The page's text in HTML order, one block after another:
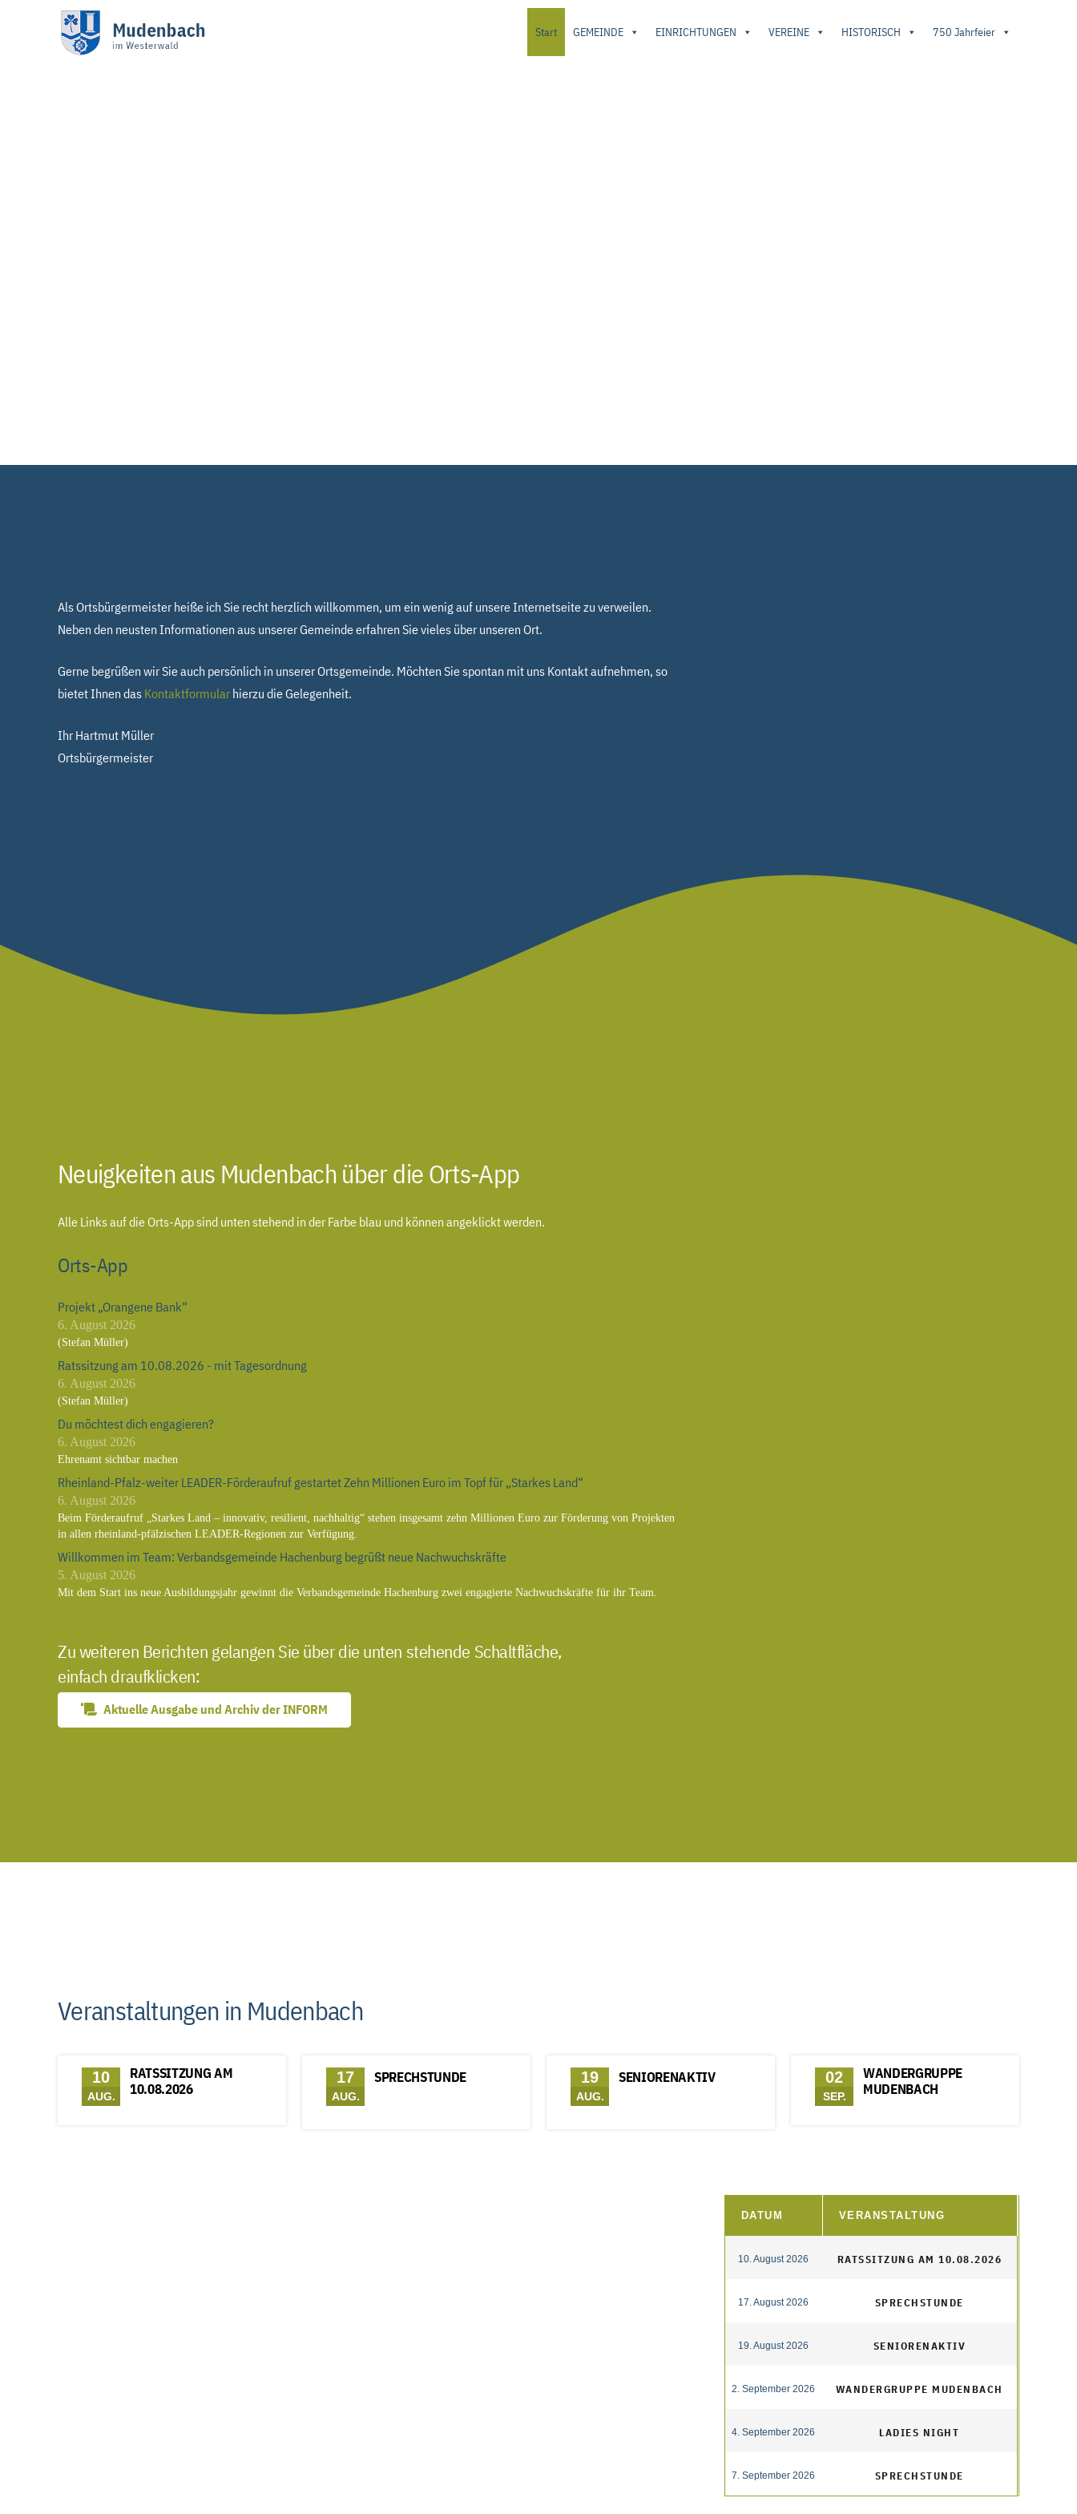
Start GEMEINDE EINRICHTUNGEN VEREINE HISTORISCH 750 Jahrfeier
Als Ortsbürgermeister heiße ich Sie recht herzlich willkommen, um ein wenig auf unsere Internetseite zu verweilen.
Neben den neusten Informationen aus unserer Gemeinde erfahren Sie vieles über unseren Ort.
Gerne begrüßen wir Sie auch persönlich in unserer Ortsgemeinde. Möchten Sie spontan mit uns Kontakt aufnehmen, so
bietet Ihnen das Kontaktformular hierzu die Gelegenheit.
Ihr Hartmut Müller
Ortsbürgermeister
Neuigkeiten aus Mudenbach über die Orts-App
Alle Links auf die Orts-App sind unten stehend in der Farbe blau und können angeklickt werden.
Orts-App
Projekt „Orangene Bank“
6. August 2026
(Stefan Müller)
Ratssitzung am 10.08.2026 - mit Tagesordnung
6. August 2026
(Stefan Müller)
Du möchtest dich engagieren?
6. August 2026
Ehrenamt sichtbar machen
Rheinland-Pfalz-weiter LEADER-Förderaufruf gestartet Zehn Millionen Euro im Topf für „Starkes Land“
6. August 2026
Beim Förderaufruf „Starkes Land – innovativ, resilient, nachhaltig“ stehen insgesamt zehn Millionen Euro zur Förderung von Projekten
in allen rheinland-pfälzischen LEADER-Regionen zur Verfügung.
Willkommen im Team: Verbandsgemeinde Hachenburg begrüßt neue Nachwuchskräfte
5. August 2026
Mit dem Start ins neue Ausbildungsjahr gewinnt die Verbandsgemeinde Hachenburg zwei engagierte Nachwuchskräfte für ihr Team.
Zu weiteren Berichten gelangen Sie über die unten stehende Schaltfläche,
einfach draufklicken:
Aktuelle Ausgabe und Archiv der INFORM
Veranstaltungen in Mudenbach
10
AUG.
RATSSITZUNG AM
10.08.2026
17
AUG.
SPRECHSTUNDE 19
AUG.
SENIORENAKTIV 02
SEP.
WANDERGRUPPE
MUDENBACH
DATUM VERANSTALTUNG
10. August 2026 RATSSITZUNG AM 10.08.2026
17. August 2026 SPRECHSTUNDE
19. August 2026 SENIORENAKTIV
2. September 2026 WANDERGRUPPE MUDENBACH
4. September 2026 LADIES NIGHT
7. September 2026 SPRECHSTUNDE